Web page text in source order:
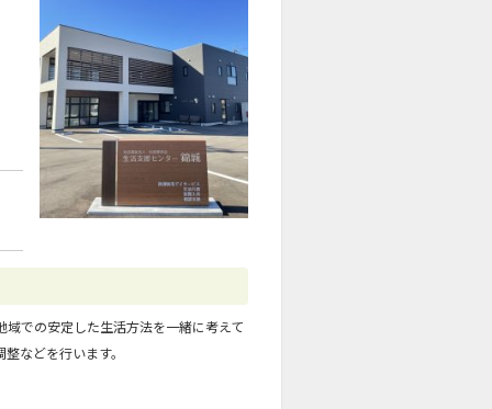
での安定した生活方法を一緒に考えて
などを行います。